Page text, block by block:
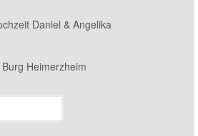
Daniel & Angelika
Heimerzheim